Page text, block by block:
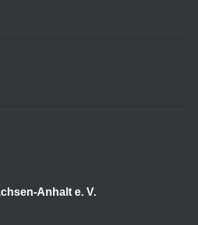
Anhalt e. V.